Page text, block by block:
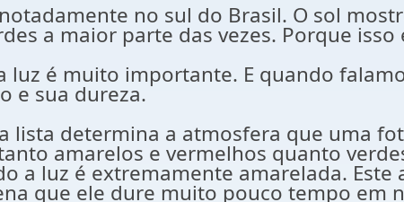
no sul do Brasil. O sol
a maior parte das vezes. Porque
é muito importante. E quando
e sua dureza.
lista determina a atmosfera que uma
amarelos e vermelhos quanto
a luz é extremamente amarelada.
que ele dure muito pouco tempo em